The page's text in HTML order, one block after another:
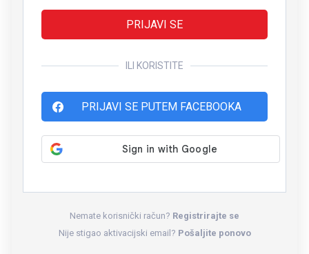
PRIJAVI SE
ILI KORISTITE
PRIJAVI SE PUTEM FACEBOOKA
Nemate korisnički račun? Registrirajte se
Nije stigao aktivacijski email? Pošaljite ponovo